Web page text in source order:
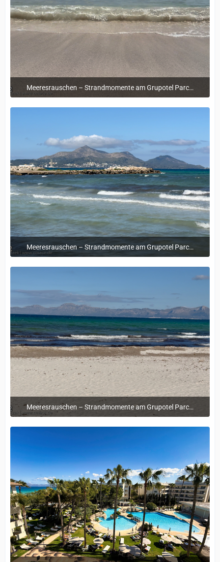
Meeresrauschen – Strandmomente am Grupotel Parc Natural & Spa
12. Mai 2025 um 09:46
Meeresrauschen – Strandmomente am Grupotel Parc Natural & Spa
12. Mai 2025 um 09:45
Meeresrauschen – Strandmomente am Grupotel Parc Natural & Spa
12. Mai 2025 um 09:43